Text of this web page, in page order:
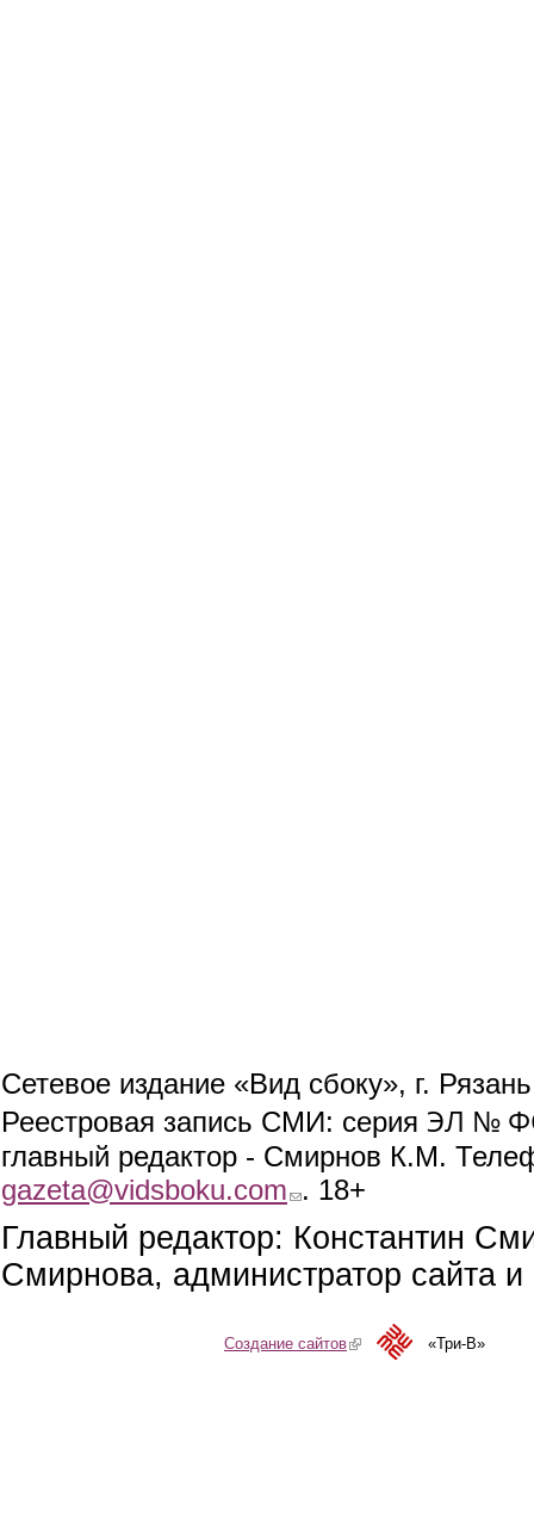
Сетевое издание «Вид сбоку», г.
Реестровая запись СМИ: серия ЭЛ №
главный редактор - Смирнов К.М.
gazeta@vidsboku.com (link sends e-mail)
. 18+
Главный редактор: Константин
Смирнова, администратор сайта
Создание сайтов(link is external)«Три-В»